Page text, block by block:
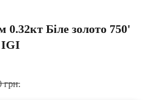
0.32кт Біле золото 750'
IGI
грн.